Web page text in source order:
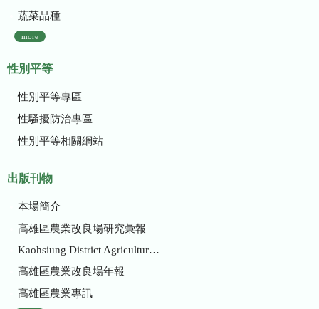
蔬菜品種
more
性別平等
性別平等專區
性騷擾防治專區
性別平等相關網站
出版刊物
本場簡介
高雄區農業改良場研究彙報
Kaohsiung District Agricultural Research and Extension Station
高雄區農業改良場年報
高雄區農業專訊